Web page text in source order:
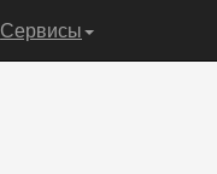
Сервисы